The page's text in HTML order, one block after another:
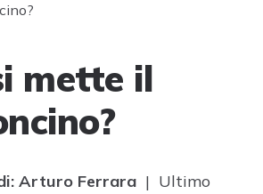
mette il
Arturo Ferrara | Ultimo